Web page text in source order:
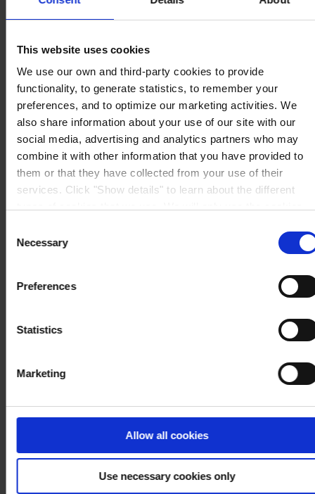
This website uses cookies
We use our own and third-party cookies to provide
functionality, to generate statistics, to remember your
preferences, and to optimize our marketing activities. We
also share information about your use of our site with our
social media, advertising and analytics partners who may
combine it with other information that you have provided to
them or that they have collected from your use of their
services. Click "Show details" to learn about the different
cookies after having received your consent. You may
withdraw your consent at any time by using the link in our
. If you would like to know more how we
process your personal data, please visit our
Selection
Necessary
Preferences
Statistics
Marketing
Allow all cookies
Use necessary cookies only
08213 Polinyà (Barcelona)
937130000
Mail: general.es@hempel.com